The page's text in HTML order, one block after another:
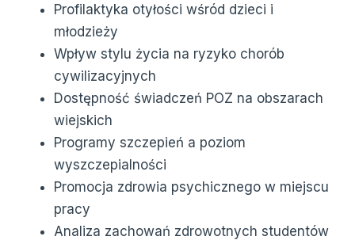
Profilaktyka otyłości wśród dzieci i
młodzieży
Wpływ stylu życia na ryzyko chorób
cywilizacyjnych
Dostępność świadczeń POZ na obszarach
wiejskich
Programy szczepień a poziom
wyszczepialności
Promocja zdrowia psychicznego w miejscu
pracy
Analiza zachowań zdrowotnych studentów